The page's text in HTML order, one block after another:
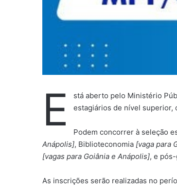
E
stá aberto pelo Ministério
estagiários de nível superior,
Podem concorrer à seleção
Anápolis], Biblioteconomia [vaga para
[vagas para Goiânia e Anápolis], e
As inscrições serão realizadas no